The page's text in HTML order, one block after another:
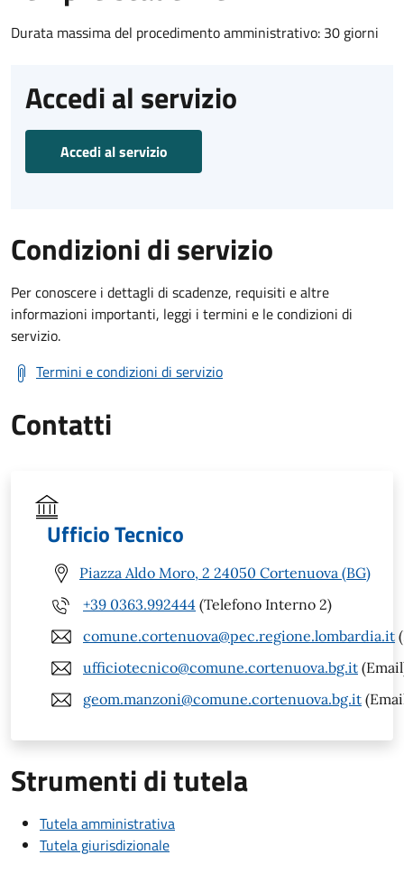
Durata massima del procedimento amministrativo: 30 giorni
Accedi al servizio
Accedi al servizio
Condizioni di servizio
Per conoscere i dettagli di scadenze, requisiti e altre
informazioni importanti, leggi i termini e le condizioni di
servizio.
Termini e condizioni di servizio
Contatti
Ufficio Tecnico
Piazza Aldo Moro, 2 24050 Cortenuova (BG)
+39 0363.992444 (Telefono Interno 2)
comune.cortenuova@pec.regione.lombardia.it
ufficiotecnico@comune.cortenuova.bg.it
geom.manzoni@comune.cortenuova.bg.it
Strumenti di tutela
Tutela amministrativa
Tutela giurisdizionale